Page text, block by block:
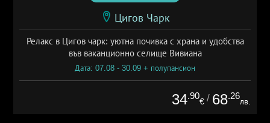
Цигов Чарк
Релакс в Цигов чарк: уютна почивка с храна и удобства
във ваканционно селище Вивиана
Дата: 07.08 - 30.09 + полупансион
34.90
€ / 68.26
лв.